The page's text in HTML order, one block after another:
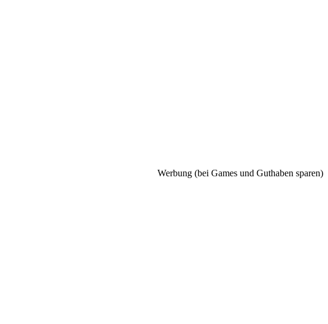
Werbung (bei Games und Guthaben sparen)